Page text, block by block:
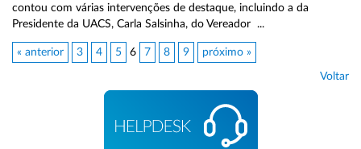
contou com várias intervenções de destaque, incluindo a da
Presidente da UACS, Carla Salsinha, do Vereador ...
« anterior 3 4 5 6 7 8 9 próximo »
Voltar